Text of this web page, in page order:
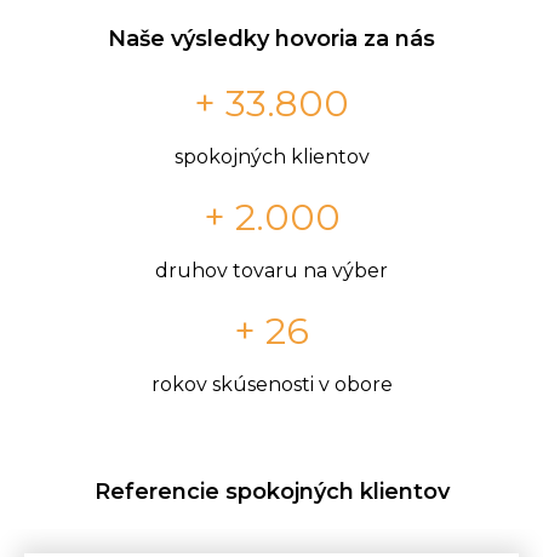
Naše výsledky hovoria za nás
+ 33.800
spokojných klientov
+ 2.000
druhov tovaru na výber
+ 26
rokov skúsenosti v obore
Referencie spokojných klientov